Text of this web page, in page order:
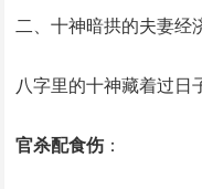
二、十神暗拱的夫妻经
八字里的十神藏着过日
官杀配食伤 ‌：